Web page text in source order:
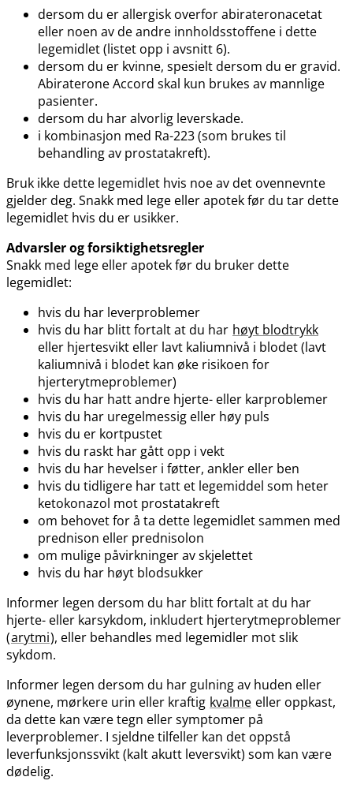
dersom du er allergisk overfor abirateronacetat
eller noen av de andre innholdsstoffene i dette
legemidlet (listet opp i avsnitt 6).
dersom du er kvinne, spesielt dersom du er gravid.
Abiraterone Accord skal kun brukes av mannlige
pasienter.
dersom du har alvorlig leverskade.
i kombinasjon med Ra-223 (som brukes til
behandling av prostatakreft).
Bruk ikke dette legemidlet hvis noe av det ovennevnte
gjelder deg. Snakk med lege eller apotek før du tar dette
legemidlet hvis du er usikker.
Advarsler og forsiktighetsregler
Snakk med lege eller apotek før du bruker dette
legemidlet:
hvis du har leverproblemer
hvis du har blitt fortalt at du har høyt blodtrykk
eller hjertesvikt eller lavt kaliumnivå i blodet (lavt
kaliumnivå i blodet kan øke risikoen for
hjerterytmeproblemer)
hvis du har hatt andre hjerte- eller karproblemer
hvis du har uregelmessig eller høy puls
hvis du er kortpustet
hvis du raskt har gått opp i vekt
hvis du har hevelser i føtter, ankler eller ben
hvis du tidligere har tatt et legemiddel som heter
ketokonazol mot prostatakreft
om behovet for å ta dette legemidlet sammen med
prednison eller prednisolon
om mulige påvirkninger av skjelettet
hvis du har høyt blodsukker
Informer legen dersom du har blitt fortalt at du har
hjerte- eller karsykdom, inkludert hjerterytmeproblemer
(arytmi), eller behandles med legemidler mot slik
sykdom.
Informer legen dersom du har gulning av huden eller
øynene, mørkere urin eller kraftig kvalme eller oppkast,
da dette kan være tegn eller symptomer på
leverproblemer. I sjeldne tilfeller kan det oppstå
leverfunksjonssvikt (kalt akutt leversvikt) som kan være
dødelig.